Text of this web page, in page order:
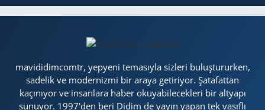
mavididimcomtr, yepyeni temasıyla sizleri buluştururken,
sadelik ve modernizmi bir araya getiriyor. Şatafattan
kaçınıyor ve insanlara haber okuyabilecekleri bir altyapı
sunuyor. 1997'den beri Didim de yayın yapan tek vasıflı